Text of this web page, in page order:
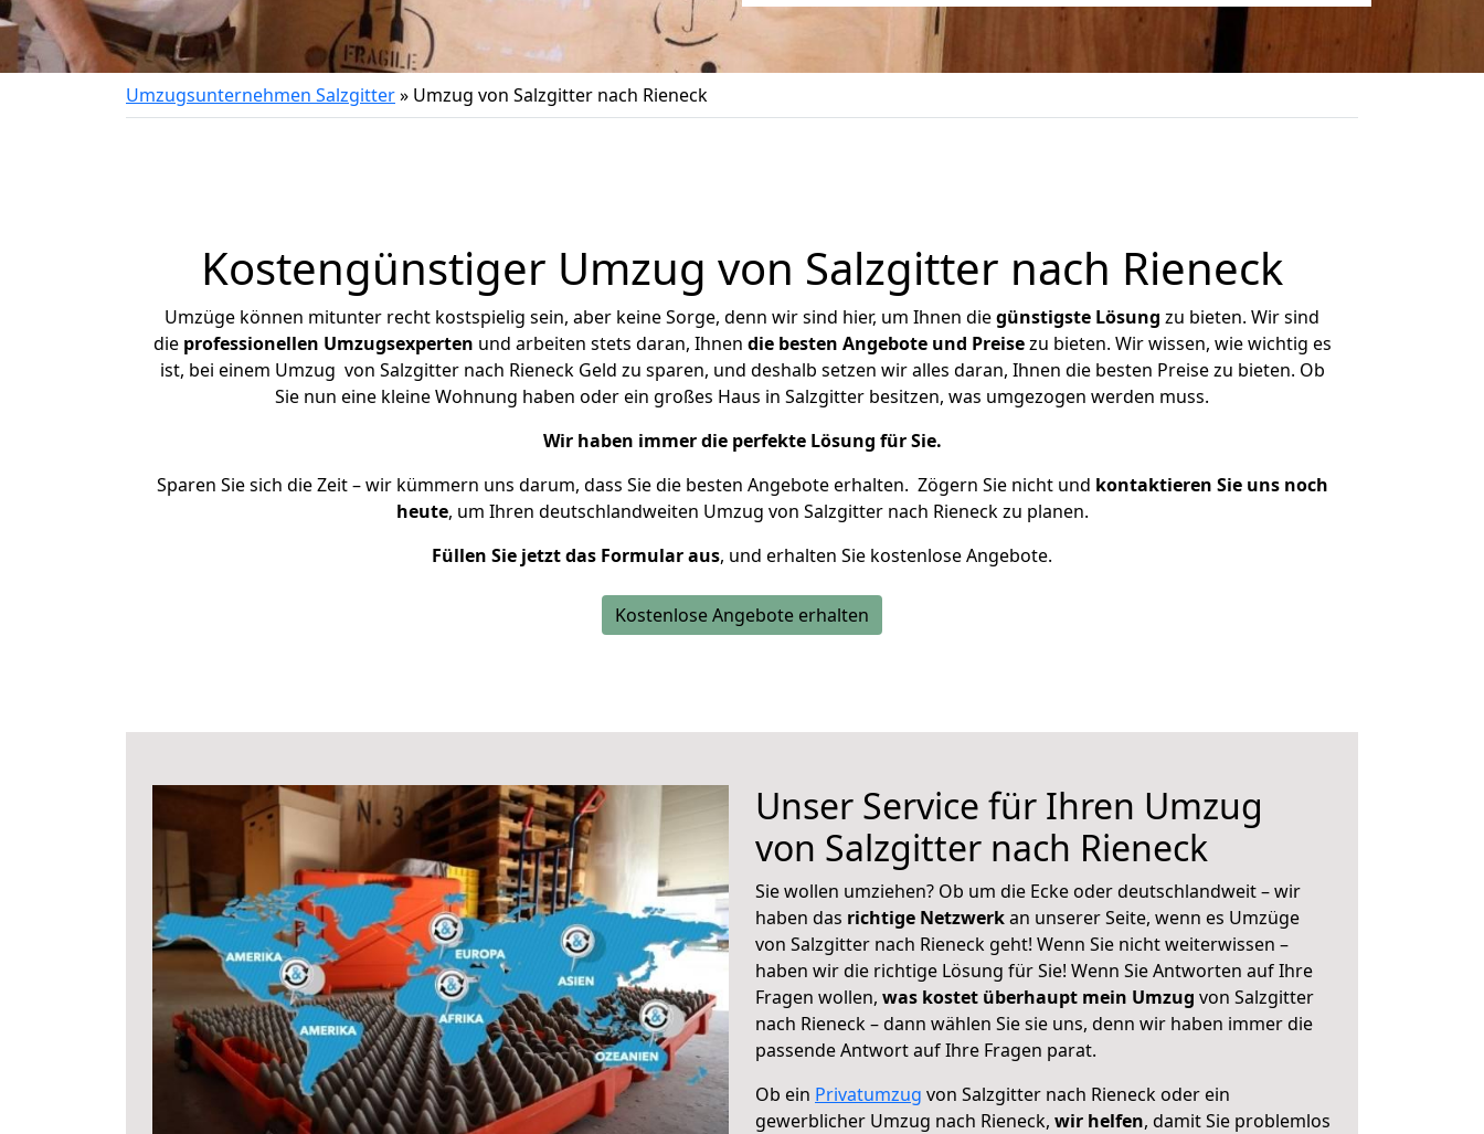
Umzugsunternehmen Salzgitter» Umzug von Salzgitter nach Rieneck
Kostengünstiger Umzug von Salzgitter nach Rieneck
Umzüge können mitunter recht kostspielig sein, aber keine Sorge, denn wir sind hier, um Ihnen diegünstigste Lösung zu bieten. Wir sind
die professionellen Umzugsexperten und arbeiten stets daran, Ihnen die besten Angebote und Preisezu bieten. Wir wissen, wie wichtig es
ist, bei einem Umzug von Salzgitter nach Rieneck Geld zu sparen, und deshalb setzen wir alles daran, Ihnen die besten Preise zu bieten. Ob
Sie nun eine kleine Wohnung haben oder ein großes Haus in Salzgitter besitzen, was umgezogen werden muss.
Wir haben immer die perfekte Lösung für Sie.
Sparen Sie sich die Zeit – wir kümmern uns darum, dass Sie die besten Angebote erhalten. Zögern Sie nicht und kontaktieren Sie uns noch
heute, um Ihren deutschlandweiten Umzug von Salzgitter nach Rieneck zu planen.
Füllen Sie jetzt das Formular aus, und erhalten Sie kostenlose Angebote.
Kostenlose Angebote erhalten
Unser Service für Ihren Umzug
von Salzgitter nach Rieneck
Sie wollen umziehen? Ob um die Ecke oder deutschlandweit – wir
haben das richtige Netzwerkan unserer Seite, wenn es Umzüge
von Salzgitter nach Rieneck geht! Wenn Sie nicht weiterwissen –
haben wir die richtige Lösung für Sie! Wenn Sie Antworten auf Ihre
Fragen wollen, was kostet überhaupt mein Umzug von Salzgitter
nach Rieneck – dann wählen Sie sie uns, denn wir haben immer die
passende Antwort auf Ihre Fragen parat.
Ob ein Privatumzug von Salzgitter nach Rieneck oder ein
gewerblicher Umzug nach Rieneck, wir helfen, damit Sie problemlos